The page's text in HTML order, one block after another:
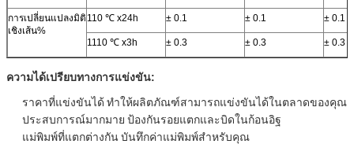
การเปลี่ยนแปลงมิติ
เชิงเส้น%
110 ℃ x24h ± 0.1 ± 0.1 ± 0.1
1110 ℃ x3h ± 0.3 ± 0.3 ± 0.3
ความได้เปรียบทางการแข่งขัน:
ราคาที่แข่งขันได้ ทำให้ผลิตภัณฑ์สามารถแข่งขันได้ในตลาดของคุณ
ประสบการณ์มากมาย ป้องกันรอยแตกและบิดในก้อนอิฐ
แม่พิมพ์ที่แตกต่างกันบันทึกค่าแม่พิมพ์สำหรับคุณ